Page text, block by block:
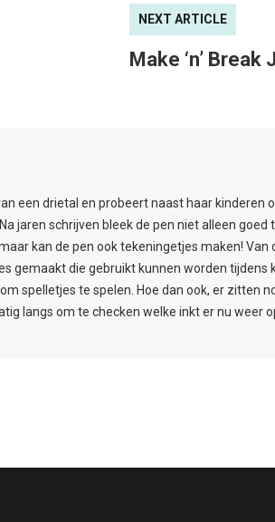
NEXT ARTICLE
Make ‘n’ Break
een drietal en probeert naast haar kinderen
jaren schrijven bleek de pen niet alleen goed
kan de pen ook tekeningetjes maken!
gemaakt die gebruikt kunnen worden tijdens
spelletjes te spelen. Hoe dan ook, er zitten
langs om te checken welke inkt er nu weer